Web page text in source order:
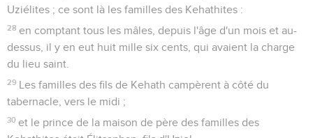
Uziélites ; ce sont là les familles des Kehathites :
28 en comptant tous les mâles, depuis l'âge d'un mois et au-
dessus, il y en eut huit mille six cents, qui avaient la charge
du lieu saint.
29 Les familles des fils de Kehath campèrent à côté du
tabernacle, vers le midi ;
30 et le prince de la maison de père des familles des